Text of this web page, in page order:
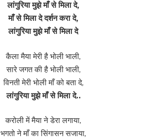
लांगुरिया मुझे माँ से मिला दे,
माँ से मिला दे दर्शन करा दे,
लांगुरिया मुझे माँ से मिला दे
कैला मैया मेरी है भोली भाली,
सारे जगत की है भोली भाली,
विनती मेरी भोली माँ को बता दे,
लांगुरिया मुझे माँ से मिला दे..
करोली में मैया ने डेरा लगाया,
भगतो ने माँ का सिंगासन सजाया,